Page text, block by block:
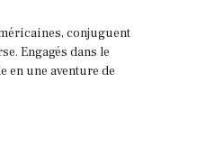
conjuguent
Engagés dans le
une aventure de